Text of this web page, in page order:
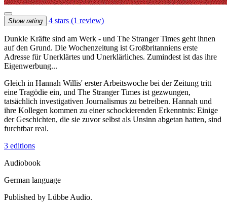
Show rating 4 stars (1 review)
Dunkle Kräfte sind am Werk - und The Stranger Times geht ihnen
auf den Grund. Die Wochenzeitung ist Großbritanniens erste
Adresse für Unerklärtes und Unerklärliches. Zumindest ist das ihre
Eigenwerbung...
Gleich in Hannah Willis' erster Arbeitswoche bei der Zeitung tritt
eine Tragödie ein, und The Stranger Times ist gezwungen,
tatsächlich investigativen Journalismus zu betreiben. Hannah und
ihre Kollegen kommen zu einer schockierenden Erkenntnis: Einige
der Geschichten, die sie zuvor selbst als Unsinn abgetan hatten, sind
furchtbar real.
3 editions
Audiobook
German language
Published by Lübbe Audio.